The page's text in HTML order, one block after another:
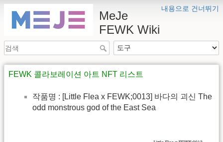
내용으로 건너뛰기
MeJe
FEWK Wiki
FEWK 콜라보레이션 아트 NFT 리스트
작품명 : [Little Flea x FEWK;0013] 바다의 괴신 The
odd monstrous god of the East Sea